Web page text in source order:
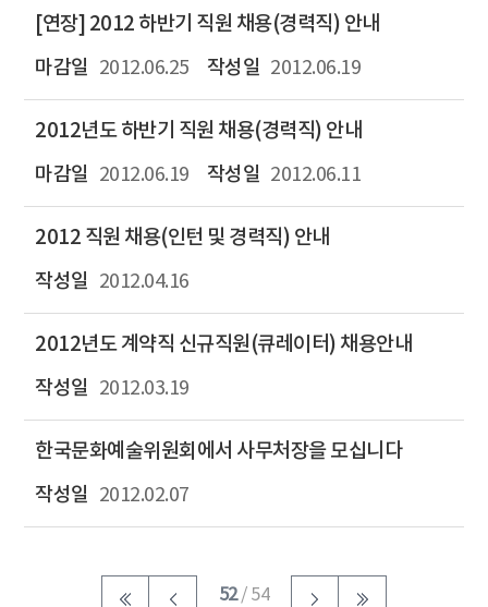
[연장] 2012 하반기 직원 채용(경력직) 안내
2012.06.25 2012.06.19
2012년도 하반기 직원 채용(경력직) 안내
2012.06.19 2012.06.11
2012 직원 채용(인턴 및 경력직) 안내
2012.04.16
2012년도 계약직 신규직원(큐레이터) 채용안내
2012.03.19
한국문화예술위원회에서 사무처장을 모십니다
2012.02.07
52/ 54